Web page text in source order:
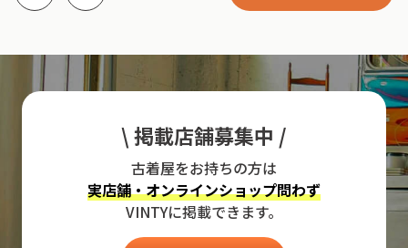
\ 掲載店舗募集中 /
古着屋をお持ちの方は
実店舗・オンラインショップ問わず
VINTYに掲載できます。